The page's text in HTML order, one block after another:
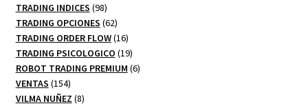
TRADING INDICES 9898
productos
TRADING OPCIONES 6262
productos
TRADING ORDER FLOW 1616
productos
TRADING PSICOLOGICO 1919
productos
ROBOT TRADING PREMIUM 66
VENTAS 154154
productos
VILMA NUÑEZ 88